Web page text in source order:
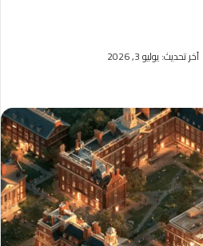
آخر تحديث: يوليو 3, 2026